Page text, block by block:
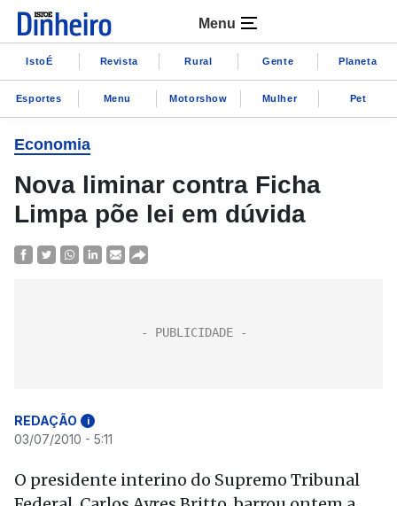
Menu
IstoÉ Revista Rural Gente Planeta
Esportes Menu Motorshow Mulher Pet
Economia
Nova liminar contra Ficha
Limpa põe lei em dúvida
REDAÇÃO i
03/07/2010 - 5:11
O presidente interino do Supremo Tribunal